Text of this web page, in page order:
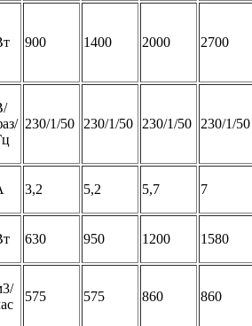
900 1400 2000 2700
230/1/50 230/1/50 230/1/50 230/1/50
3,2 5,2 5,7 7
630 950 1200 1580
575 575 860 860